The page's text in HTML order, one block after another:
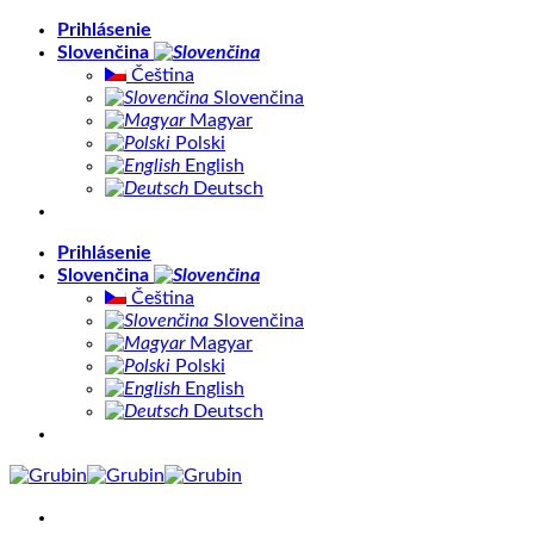
Skip
Prihlásenie
Slovenčina
Čeština
Slovenčina
Magyar
Polski
English
Deutsch
Prihlásenie
Slovenčina
Čeština
Slovenčina
Magyar
Polski
English
Deutsch